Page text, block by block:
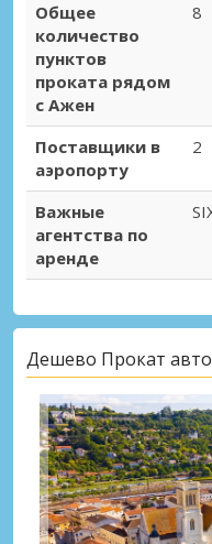
Общее
количество
пунктов
проката рядом
с Ажен
8
Поставщики в
аэропорту
2
Важные
агентства по
аренде
Дешево Прокат